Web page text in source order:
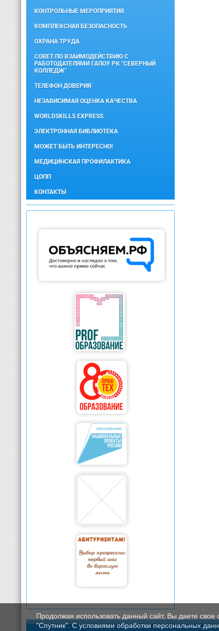
КОНТРОЛЬНЫЕ МЕРОПРИЯТИЯ
КОМПЛЕКСНАЯ БЕЗОПАСНОСТЬ
ОХРАНА ТРУДА
СОВЕТ ПО ВЗАИМОДЕЙСТВИЮ С
РАБОТОДАТЕЛЯМИ ГАПОУ РК "СЕВЕРНЫЙ
КОЛЛЕДЖ"
ТЕЛЕФОН ДОВЕРИЯ
НЕЗАВИСИМАЯ ОЦЕНКА КАЧЕСТВА
WORLDSKILLS EXPRESS
ЭЛЕКТРОННАЯ БИБЛИОТЕКА
МОЖЕТ БЫТЬ ИНТЕРЕСНО!
МЕДИЦИНСКАЯ ПРОФИЛАКТИКА
ЦОПП
КОНТАКТЫ
Продолжая использовать данный сайт, Вы даете
"Спутник". С условиями обработки персональных